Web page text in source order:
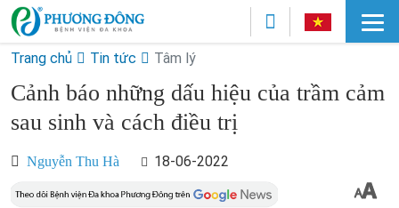
Trang chủ Tin tức Tâm lý
Cảnh báo những dấu hiệu của trầm cảm
sau sinh và cách điều trị
Nguyễn Thu Hà 18-06-2022